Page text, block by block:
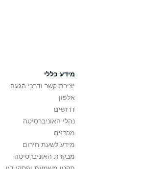
מידע כללי
יצירת קשר ודרכי הגעה
אלפון
דרושים
נהלי האוניברסיטה
מכרזים
מידע לשעת חירום
מבקרת האוניברסיטה